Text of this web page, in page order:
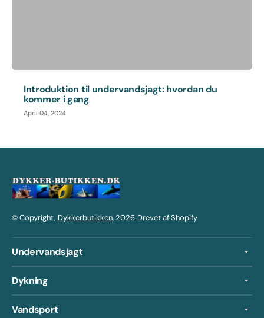
Introduktion til undervandsjagt: hvordan du
kommer i gang
April 04, 2024
© Copyright, Dykkerbutikken, 2026 Drevet af Shopify
Undervandsjagt
Dykning
Vandsport